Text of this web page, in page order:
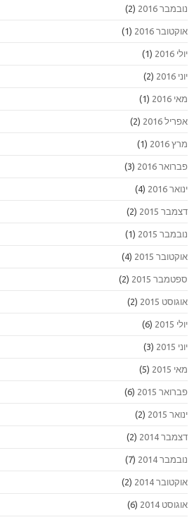
נובמבר 2016 (2)
אוקטובר 2016 (1)
יולי 2016 (1)
יוני 2016 (2)
מאי 2016 (1)
אפריל 2016 (2)
מרץ 2016 (1)
פברואר 2016 (3)
ינואר 2016 (4)
דצמבר 2015 (2)
נובמבר 2015 (1)
אוקטובר 2015 (4)
ספטמבר 2015 (2)
אוגוסט 2015 (2)
יולי 2015 (6)
יוני 2015 (3)
מאי 2015 (5)
פברואר 2015 (6)
ינואר 2015 (2)
דצמבר 2014 (2)
נובמבר 2014 (7)
אוקטובר 2014 (2)
אוגוסט 2014 (6)